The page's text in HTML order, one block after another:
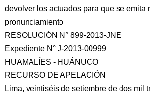
devolver los actuados para que se emita
pronunciamiento
RESOLUCIÓN N° 899-2013-JNE
Expediente N° J-2013-00999
HUAMALÍES - HUÁNUCO
RECURSO DE APELACIÓN
Lima, veintiséis de setiembre de dos mil